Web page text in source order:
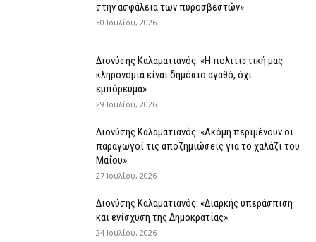
στην ασφάλεια των πυροσβεστών»
30 Ιουλίου, 2026
Διονύσης Καλαματιανός: «Η πολιτιστική μας
κληρονομιά είναι δημόσιο αγαθό, όχι
εμπόρευμα»
29 Ιουλίου, 2026
Διονύσης Καλαματιανός: «Ακόμη περιμένουν οι
παραγωγοί τις αποζημιώσεις για το χαλάζι του
Μαΐου»
27 Ιουλίου, 2026
Διονύσης Καλαματιανός: «Διαρκής υπεράσπιση
και ενίσχυση της Δημοκρατίας»
24 Ιουλίου, 2026